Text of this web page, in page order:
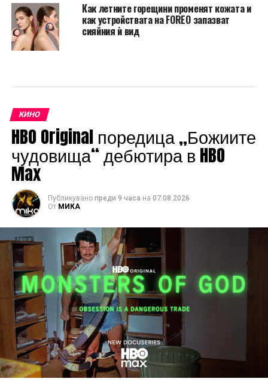
Как летните горещини променят кожата и
как устройствата на FOREO запазват
сияйния ѝ вид
КИНО
HBO Original поредица „Божиите
чудовища“ дебютира в HBO
Max
Публикувано преди 9 часа на 07.08.2026
От МИКА